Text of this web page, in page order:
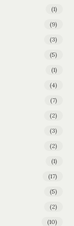
(1)
(9)
(3)
(5)
(1)
(4)
(7)
(2)
(3)
(2)
(1)
(17)
(5)
(2)
(10)